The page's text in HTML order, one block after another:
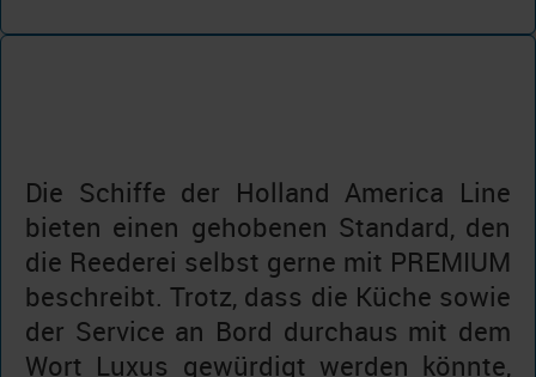
Die Schiffe der Holland America Line
bieten einen gehobenen Standard, den
die Reederei selbst gerne mit PREMIUM
beschreibt. Trotz, dass die Küche sowie
der Service an Bord durchaus mit dem
Wort Luxus gewürdigt werden könnte,